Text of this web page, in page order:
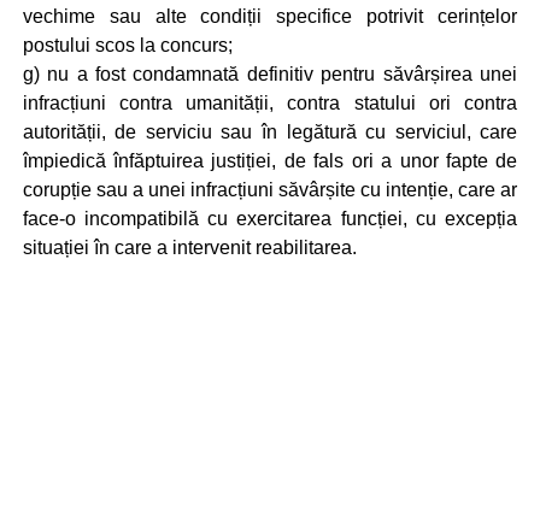
vechime sau alte condiții specifice potrivit cerințelor
postului scos la concurs;
g) nu a fost condamnată definitiv pentru săvârșirea unei
infracțiuni contra umanității, contra statului ori contra
autorității, de serviciu sau în legătură cu serviciul, care
împiedică înfăptuirea justiției, de fals ori a unor fapte de
corupție sau a unei infracțiuni săvârșite cu intenție, care ar
face-o incompatibilă cu exercitarea funcției, cu excepția
situației în care a intervenit reabilitarea.